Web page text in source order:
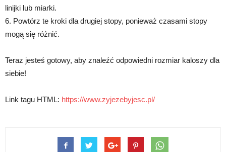
linijki lub miarki.
6. Powtórz te kroki dla drugiej stopy, ponieważ czasami stopy
mogą się różnić.
Teraz jesteś gotowy, aby znaleźć odpowiedni rozmiar kaloszy dla
siebie!
Link tagu HTML: https://www.zyjezebyjesc.pl/